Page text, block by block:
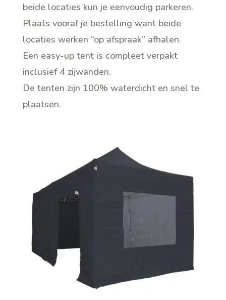
beide locaties kun je eenvoudig parkeren.
Plaats vooraf je bestelling want beide
locaties werken “op afspraak” afhalen.
Een easy-up tent is compleet verpakt
inclusief 4 zijwanden.
De tenten zijn 100% waterdicht en snel te
plaatsen.